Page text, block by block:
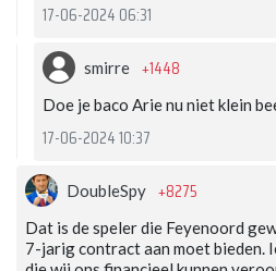
17-06-2024 06:31
smirre +1448
Doe je baco Arie nu niet klein
17-06-2024 10:37
DoubleSpy +8275
Dat is de speler die Feyenoord
7-jarig contract aan moet bieden.